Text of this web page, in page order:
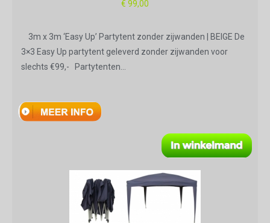
€ 99,00
3m x 3m ‘Easy Up’ Partytent zonder zijwanden | BEIGE De
3×3 Easy Up partytent geleverd zonder zijwanden voor
slechts €99,- Partytenten…